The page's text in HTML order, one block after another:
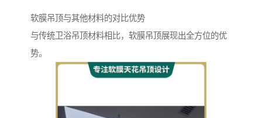
软膜吊顶与其他材料的对比优势
与传统卫浴吊顶材料相比，软膜吊顶展现出全方位的优
势。